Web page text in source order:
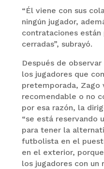
“Él viene con sus
ningún jugador,
contrataciones
cerradas”, subrayó.
Después de
los jugadores que
pretemporada, Zago
recomendable o no
por esa razón, la
“se está reservando
para tener la
futbolista en el
en el exterior,
los jugadores con